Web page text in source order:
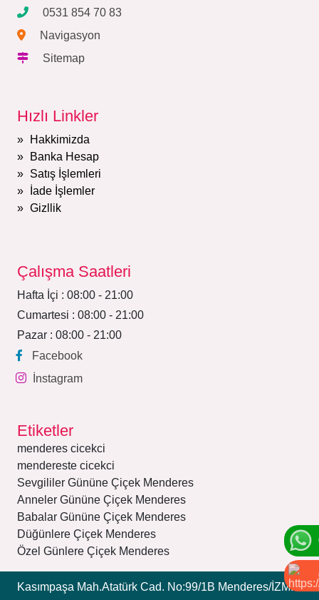
0531 854 70 83
Navigasyon
Sitemap
Hızlı Linkler
Hakkimizda
Banka Hesap
Satış İşlemleri
İade İşlemler
Gizllik
Çalışma Saatleri
Hafta İçi : 08:00 - 21:00
Cumartesi : 08:00 - 21:00
Pazar : 08:00 - 21:00
Facebook
İnstagram
Etiketler
menderes cicekci
mendereste cicekci
Sevgililer Gününe Çiçek Menderes
Anneler Gününe Çiçek Menderes
Babalar Gününe Çiçek Menderes
Düğünlere Çiçek Menderes
Özel Günlere Çiçek Menderes
Kasımpaşa Mah.Atatürk Cad. No:99/1B Menderes/İZMİR